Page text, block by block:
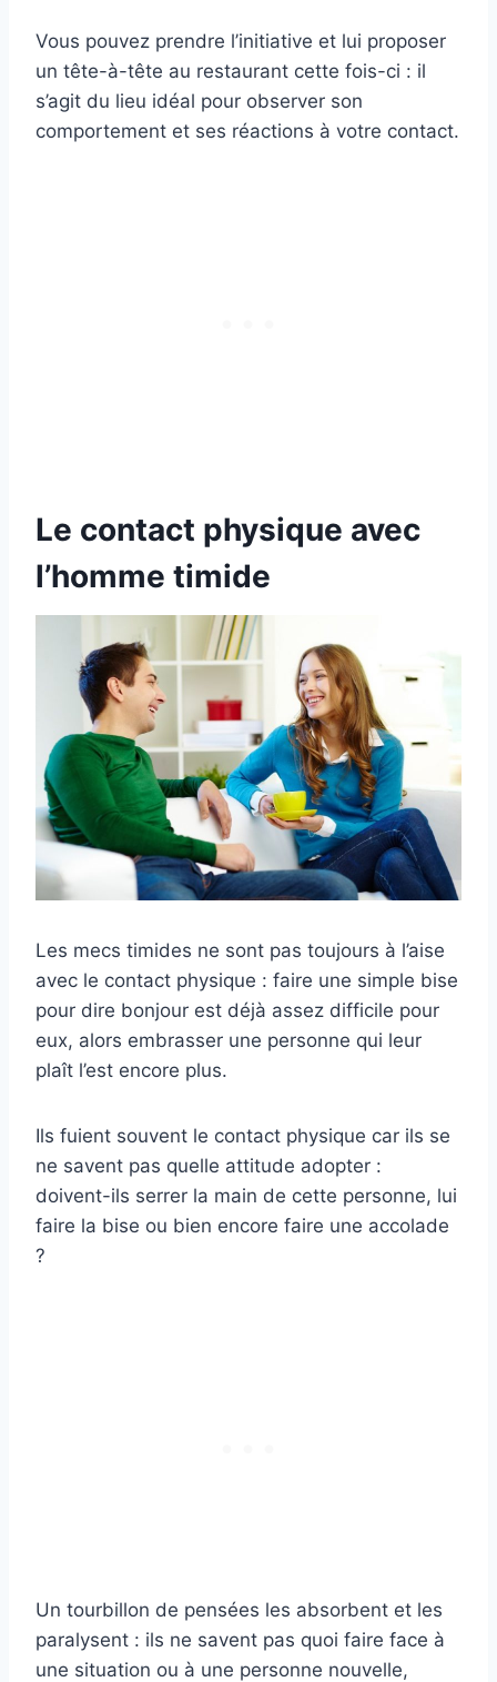
Vous pouvez prendre l’initiative et lui proposer
un tête-à-tête au restaurant cette fois-ci : il
s’agit du lieu idéal pour observer son
comportement et ses réactions à votre contact.
Le contact physique avec
l’homme timide
Les mecs timides ne sont pas toujours à l’aise
avec le contact physique : faire une simple bise
pour dire bonjour est déjà assez difficile pour
eux, alors embrasser une personne qui leur
plaît l’est encore plus.
Ils fuient souvent le contact physique car ils se
ne savent pas quelle attitude adopter :
doivent-ils serrer la main de cette personne, lui
faire la bise ou bien encore faire une accolade
?
Un tourbillon de pensées les absorbent et les
paralysent : ils ne savent pas quoi faire face à
une situation ou à une personne nouvelle,